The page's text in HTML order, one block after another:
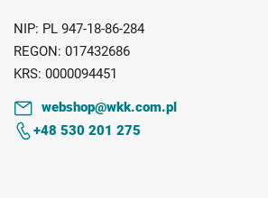
NIP: PL 947-18-86-284
REGON: 017432686
KRS: 0000094451
webshop@wkk.com.pl
+48 530 201 275